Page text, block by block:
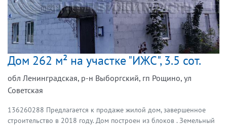
Дом 262 м² на участке "ИЖС", 3.5 сот.
обл Ленинградская, р-н Выборгский, гп Рощино, ул
Советская
136260288 Предлагается к продаже жилой дом, завершенное
строительство в 2018 году. Дом построен из блоков . Земельный